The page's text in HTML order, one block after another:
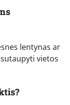
lentynas ar
vietos